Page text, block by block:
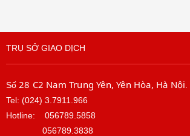
TRỤ SỞ GIAO DỊCH
Số 28 C2 Nam Trung Yên, Yên Hòa, Hà Nội
Tel: (024) 3.7911.966
Hotline: 056789.5858
056789.3838